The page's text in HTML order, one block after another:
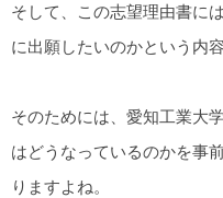
そして、この志望理由書に
に出願したいのかという内
そのためには、愛知工業大
はどうなっているのかを事
りますよね。